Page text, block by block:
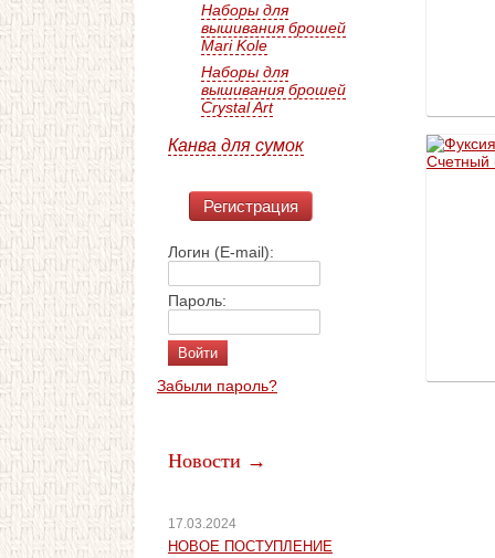
Наборы для
вышивания брошей
Mari Kole
Наборы для
вышивания брошей
Crystal Art
Канва для сумок
Регистрация
Логин (E-mail):
Пароль:
Забыли пароль?
Новости →
17.03.2024
НОВОЕ ПОСТУПЛЕНИЕ